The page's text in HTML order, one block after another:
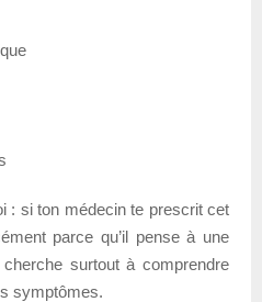
: si ton médecin te prescrit cet
parce qu’il pense à une
surtout à comprendre
symptômes.